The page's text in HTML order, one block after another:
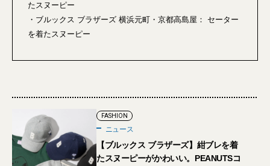
たスヌーピー
・ブルックス ブラザーズ 横浜元町・京都高島屋： セーター
を着たスヌーピー
FASHION
ニュース
【ブルックス ブラザーズ】紺ブレを着
たスヌーピーがかわいい。PEANUTSコ